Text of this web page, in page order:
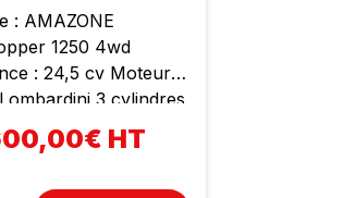
: AMAZONE
1250 4wd
: 24,5 cv Moteur
3 cylindres
: 1028 cc Poids :
Largeur de travail :
HT